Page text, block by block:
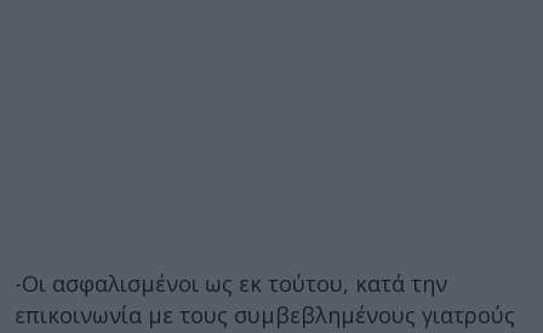
-Οι ασφαλισμένοι ως εκ τούτου, κατά την
επικοινωνία με τους συμβεβλημένους γιατρούς